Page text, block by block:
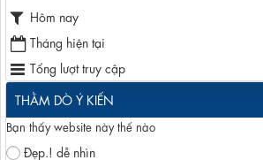
Hôm nay
Tháng hiện tại
Tổng lượt truy cập
THẰM DÒ Ý KIẾN
Bạn thấy website này thế nào
Đẹp.! dễ nhìn